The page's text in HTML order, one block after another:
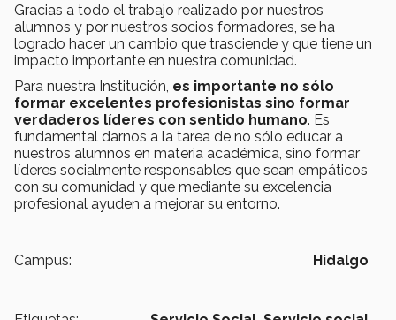
Gracias a todo el trabajo realizado por nuestros
alumnos y por nuestros socios formadores, se ha
logrado hacer un cambio que trasciende y que tiene un
impacto importante en nuestra comunidad.
Para nuestra Institución, es importante no sólo
formar excelentes profesionistas sino formar
verdaderos líderes con sentido humano. Es
fundamental darnos a la tarea de no sólo educar a
nuestros alumnos en materia académica, sino formar
líderes socialmente responsables que sean empáticos
con su comunidad y que mediante su excelencia
profesional ayuden a mejorar su entorno.
Campus: Hidalgo